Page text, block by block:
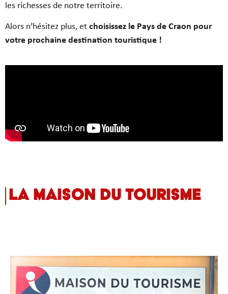
les richesses de notre territoire.
Alors n’hésitez plus, et choisissez le Pays de Craon pour
votre prochaine destination touristique !
La maison du tourisme